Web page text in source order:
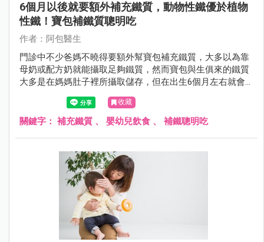
6個月以後就要額外補充鐵質，動物性鐵優於植物
性鐵！寶包補鐵質聰明吃
作者：阿包醫生
門診中不少爸媽不曉得要額外幫寶包補充鐵質，大多以為靠
母奶或配方奶就能攝取足夠鐵質，然而寶包與生俱來的鐵質
大多是在媽媽肚子裡所攝取儲存，但在出生6個月左右就會
消耗殆盡，這時就須從食物中攝取鐵質，以下來說說如何幫
寶包聰明補鐵。
收藏
關鍵字： 補充鐵質 、 嬰幼兒飲食 、 補鐵聰明吃